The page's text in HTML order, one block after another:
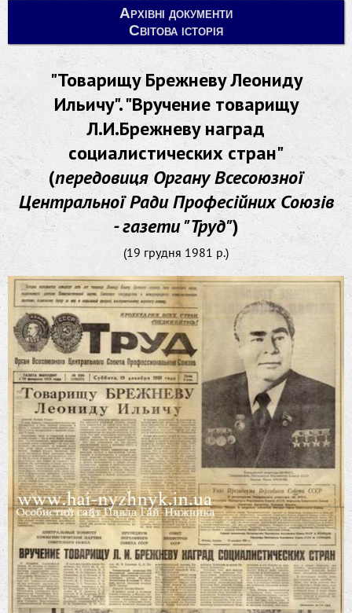
Архівні документи
Світова історія
"Товарищу Брежневу Леониду
Ильичу". "Вручение товарищу
Л.И.Брежневу наград
социалистических стран"
(передовиця Органу Всесоюзної
Центральної Ради Професійних Союзів
- газети "Труд")
(19 грудня 1981 р.)